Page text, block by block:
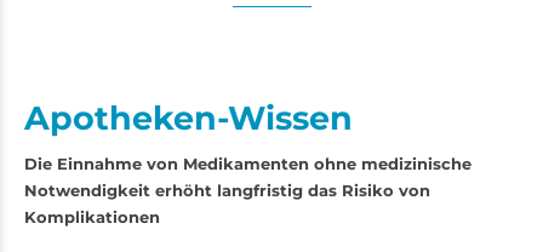
Apotheken-Wissen
Die Einnahme von Medikamenten ohne medizinische
Notwendigkeit erhöht langfristig das Risiko von
Komplikationen